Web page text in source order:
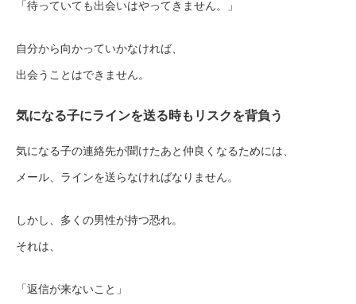
「待っていても出会いはやってきません。」
自分から向かっていかなければ、
出会うことはできません。
気になる子にラインを送る時もリスクを背負う
気になる子の連絡先が聞けたあと仲良くなるためには、
メール、ラインを送らなければなりません。
しかし、多くの男性が持つ恐れ。
それは、
「返信が来ないこと」